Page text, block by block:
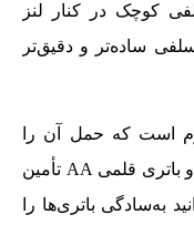
کوچک در کنار لنز
ساده‌تر و دقیق‌تر
بدنه، وزن دوربین تنها 306 گرم است که حمل آن را
بسیار راحت می‌کند. انرژی دستگاه از دو باتری قلمی AA تأمین
به‌سادگی باتری‌ها را